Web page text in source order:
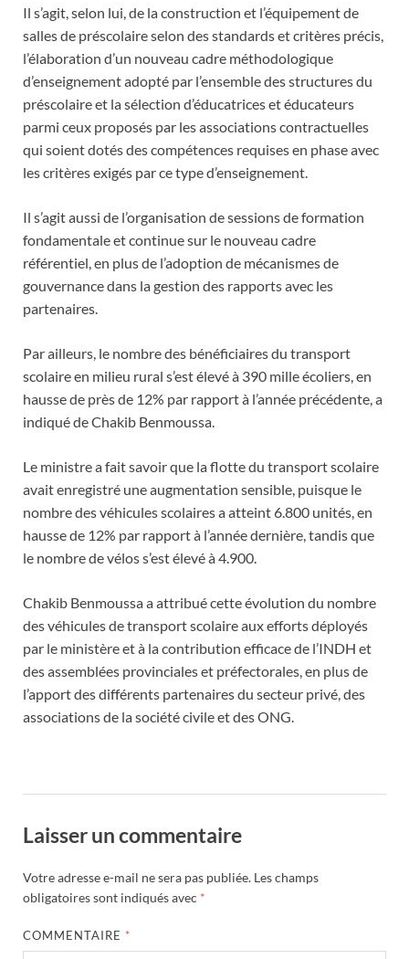
Il s’agit, selon lui, de la construction et l’équipement de
salles de préscolaire selon des standards et critères précis,
l’élaboration d’un nouveau cadre méthodologique
d’enseignement adopté par l’ensemble des structures du
préscolaire et la sélection d’éducatrices et éducateurs
parmi ceux proposés par les associations contractuelles
qui soient dotés des compétences requises en phase avec
les critères exigés par ce type d’enseignement.
Il s’agit aussi de l’organisation de sessions de formation
fondamentale et continue sur le nouveau cadre
référentiel, en plus de l’adoption de mécanismes de
gouvernance dans la gestion des rapports avec les
partenaires.
Par ailleurs, le nombre des bénéficiaires du transport
scolaire en milieu rural s’est élevé à 390 mille écoliers, en
hausse de près de 12% par rapport à l’année précédente, a
indiqué de Chakib Benmoussa.
Le ministre a fait savoir que la flotte du transport scolaire
avait enregistré une augmentation sensible, puisque le
nombre des véhicules scolaires a atteint 6.800 unités, en
hausse de 12% par rapport à l’année dernière, tandis que
le nombre de vélos s’est élevé à 4.900.
Chakib Benmoussa a attribué cette évolution du nombre
des véhicules de transport scolaire aux efforts déployés
par le ministère et à la contribution efficace de l’INDH et
des assemblées provinciales et préfectorales, en plus de
l’apport des différents partenaires du secteur privé, des
associations de la société civile et des ONG.
Laisser un commentaire
Votre adresse e-mail ne sera pas publiée. Les champs
obligatoires sont indiqués avec *
COMMENTAIRE *